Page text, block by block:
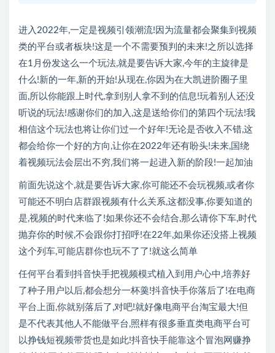
进入2022年,一定是视频引领潮流!因为流量都会聚集到视频
类的平台或者板块!这是一个不需要预判的未来!之所以选择
在1月份发这么一个玩法,就是要告诉大家,今年的主旋律是
什么!新的一年,新的开始!从现在,你因为在大凯进阶圈子里
面,所以你能跟上时代,拿到别人拿不到的信息!玩着别人还没
听说的玩法!感谢你们的加入,这是送给你们的第四个玩法!我
相信这个玩法也将让你们过一个好年!无论是否收入不错,这
都会给你一个好的方向,让你在2022年还有盼头!未来,国绕
着视频玩法会层出不穷,我们将一起进入新的阶段!一起加油
前面先说这个,就是要告诉大家,你可能还不会玩视频,或者你
可能还不明白店群跟视频有什么关系,这都没事,你要知道的
是,视频的时代来临了!如果你还不会结合,那么请你下车,时代
抛弃你的时候,不会跟你打招呼!在22年,如果你还没搭上视频
这个列车,可能店群你也玩不了了!就这么简单
任何平台看到抖音快手把视频模式植入到用户心中,培养好
了种子用户以后,都会想分一杯羹!抖音快手你落后了!在电商
平台上面,你就别落后了,对吧!就好像电商平台淘宝最大!但
是不代表其他人不能做平台,照样有很多垂直类电商平台可
以挣钱短视频带货也是如此!抖音快手能靠这个冒泡网赚挣